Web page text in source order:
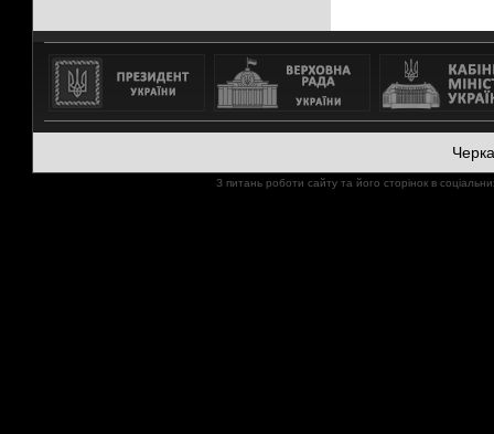
З питань роботи сайту та його сторінок в